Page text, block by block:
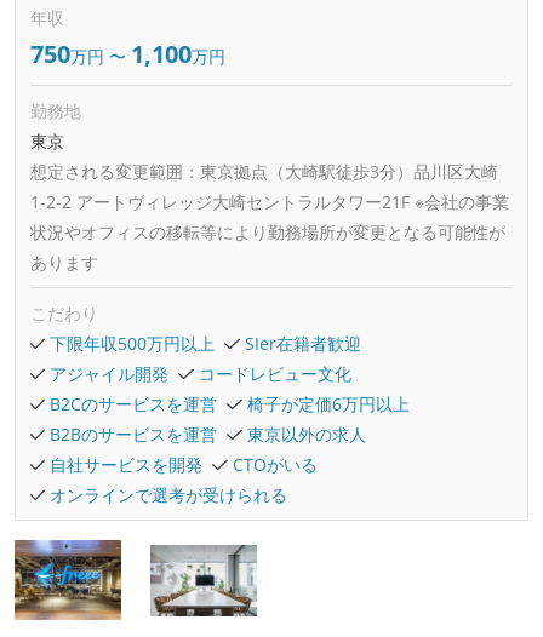
年収
750万円 〜 1,100万円
勤務地
東京
想定される変更範囲： 東京拠点（大崎駅徒歩3分）品川区大崎
1-2-2 アートヴィレッジ大崎セントラルタワー21F ※会社の事業
状況やオフィスの移転等により勤務場所が変更となる可能性が
あります
こだわり
下限年収500万円以上
SIer在籍者歓迎
アジャイル開発
コードレビュー文化
B2Cのサービスを運営
椅子が定価6万円以上
B2Bのサービスを運営
東京以外の求人
自社サービスを開発
CTOがいる
オンラインで選考が受けられる